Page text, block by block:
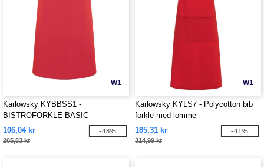
W1
Karlowsky KYBBSS1 -
BISTROFORKLE BASIC
106,04 kr
205,83 kr
-48%
W1
Karlowsky KYLS7 - Polycotton bib
forkle med lomme
185,31 kr
314,99 kr
-41%